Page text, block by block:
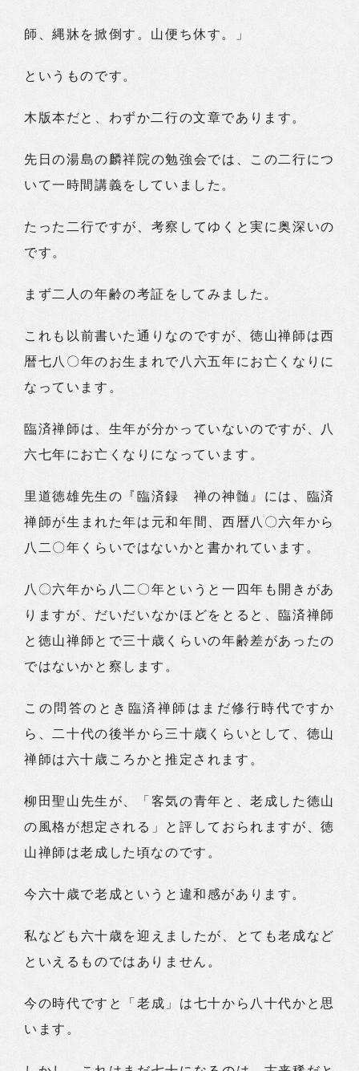
師、縄牀を掀倒す。山便ち休す。」
というものです。
木版本だと、わずか二行の文章であります。
先日の湯島の麟祥院の勉強会では、この二行につ
いて一時間講義をしていました。
たった二行ですが、考察してゆくと実に奥深いの
です。
まず二人の年齢の考証をしてみました。
これも以前書いた通りなのですが、徳山禅師は西
暦七八〇年のお生まれで八六五年にお亡くなりに
なっています。
臨済禅師は、生年が分かっていないのですが、八
六七年にお亡くなりになっています。
里道徳雄先生の『臨済録 禅の神髄』には、臨済
禅師が生まれた年は元和年間、西暦八〇六年から
八二〇年くらいではないかと書かれています。
八〇六年から八二〇年というと一四年も開きがあ
りますが、だいだいなかほどをとると、臨済禅師
と徳山禅師とで三十歳くらいの年齢差があったの
ではないかと察します。
この問答のとき臨済禅師はまだ修行時代ですか
ら、二十代の後半から三十歳くらいとして、徳山
禅師は六十歳ころかと推定されます。
柳田聖山先生が、「客気の青年と、老成した徳山
の風格が想定される」と評しておられますが、徳
山禅師は老成した頃なのです。
今六十歳で老成というと違和感があります。
私なども六十歳を迎えましたが、とても老成など
といえるものではありません。
今の時代ですと「老成」は七十から八十代かと思
います。